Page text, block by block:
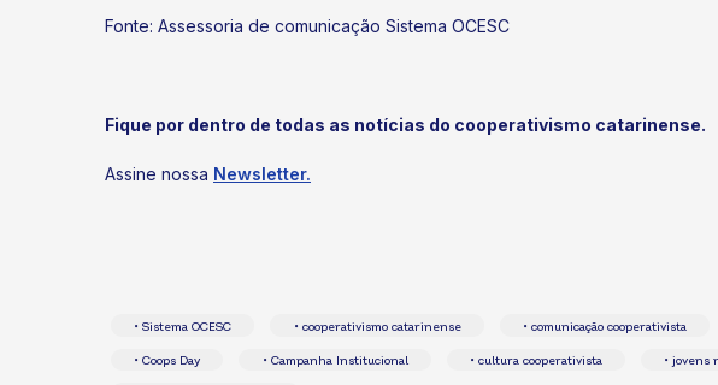
Fonte: Assessoria de comunicação Sistema OCESC
Fique por dentro de todas as notícias do cooperativismo catarinense.
Assine nossa Newsletter.
• Sistema OCESC • cooperativismo catarinense • comunicação cooperativista
• Coops Day • Campanha Institucional • cultura cooperativista • jovens